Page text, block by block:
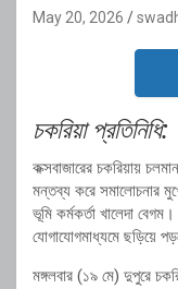
May 20, 2026
চকরিয়া প্রতিনিধি:
কক্সবাজারের চকরিয়ায়
মন্তব্য করে সমালোচনার
ভূমি কর্মকর্তা খালেদা
যোগাযোগমাধ্যমে ছড়িয়ে
মঙ্গলবার (১৯ মে) দুপুরে